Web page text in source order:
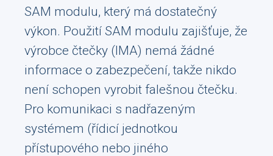
SAM modulu, který má dostatečný
výkon. Použití SAM modulu zajišťuje, že
výrobce čtečky (IMA) nemá žádné
informace o zabezpečení, takže nikdo
není schopen vyrobit falešnou čtečku.
Pro komunikaci s nadřazeným
systémem (řídicí jednotkou
přístupového nebo jiného